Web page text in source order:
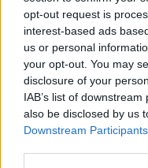
opt-out request is
interest-based ads
us or personal
your opt-out. You may
disclosure of your
IAB’s list of
also be disclosed by us
Downstream Participants
Il Comune di Castiglion
tempestivo e
finanziamento a fondo
messo a disposizione dei
I 700 mila euro destinati